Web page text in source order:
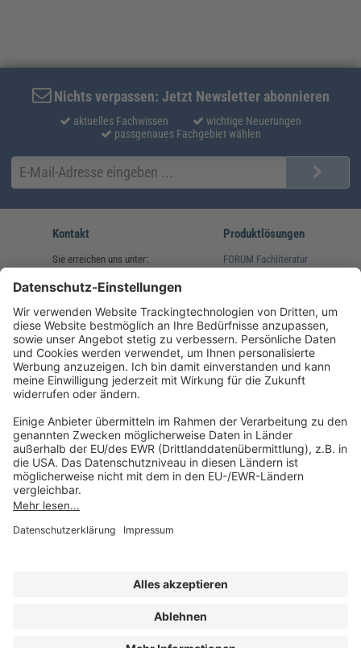
Nichts verpassen: Jetzt Newsletter abonnieren
aktuelles Fachwissen
wichtige Neuerungen
passgenaues Fachgebiet wählen
Kontakt
Sie erreichen uns unter:
(08233) 38 11 23
service@forum-verlag.com
Mo-Do 07:30 - 17:00 Uhr
Fr 07:30 - 15:00 Uhr
Produktlösungen
FORUM Fachliteratur
Folgen Sie uns
Impressum
Datenschutz
AGB und Lizenzbedingungen
Erklärung zur Barrierefreiheit